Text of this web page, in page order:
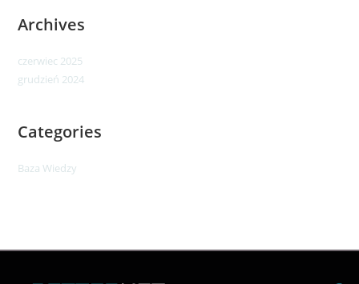
Archives
czerwiec 2025
grudzień 2024
Categories
Baza Wiedzy